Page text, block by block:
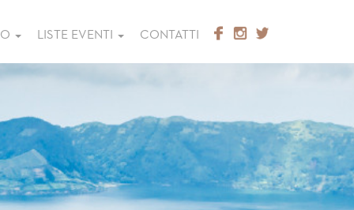
LISTE EVENTI CONTATTI